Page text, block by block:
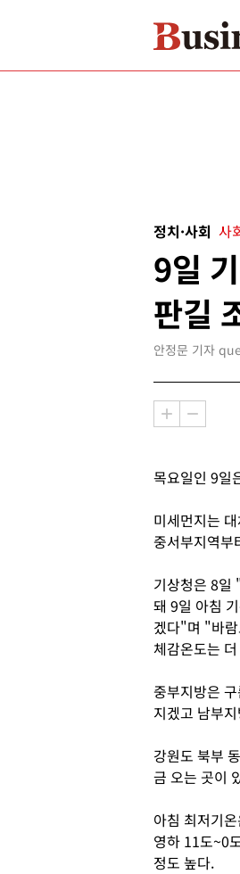
정치·사회 사
9일
판길
안정문 기자
목요일인 9일
미세먼지는
중서부지역부
기상청은 8일
돼 9일 아침
겠다"며 "바
체감온도는
중부지방은
지겠고 남부
강원도 북부
금 오는 곳이
아침 최저기
영하 11도~0
정도 높다.